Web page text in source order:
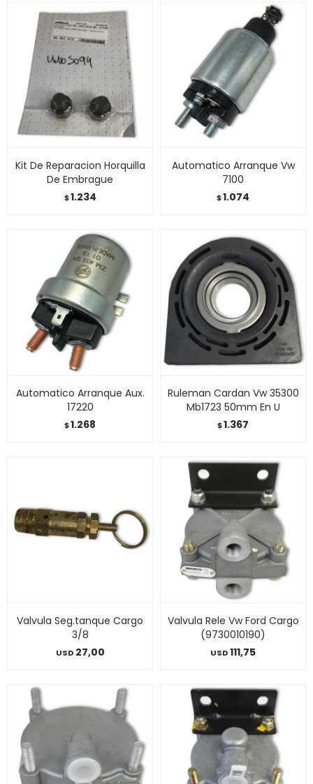
Kit De Reparacion Horquilla
De Embrague
$1.234
Automatico Arranque Vw
7100
$1.074
Automatico Arranque Aux.
17220
$1.268
Ruleman Cardan Vw 35300
Mb1723 50mm En U
$1.367
Valvula Seg.tanque Cargo
3/8
USD 27,00
Valvula Rele Vw Ford Cargo
(9730010190)
USD111,75